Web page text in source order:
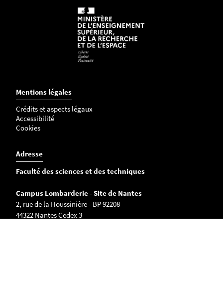
Mentions légales
Crédits et aspects légaux
Accessibilité
Cookies
Adresse
Faculté des sciences et des techniques
Campus Lombarderie - Site de Nantes
2, rue de la Houssinière - BP 92208
44322 Nantes Cedex 3